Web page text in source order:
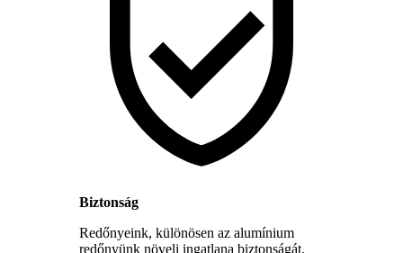
Biztonság
Redőnyeink, különösen az alumínium
redőnyünk növeli ingatlana biztonságát,